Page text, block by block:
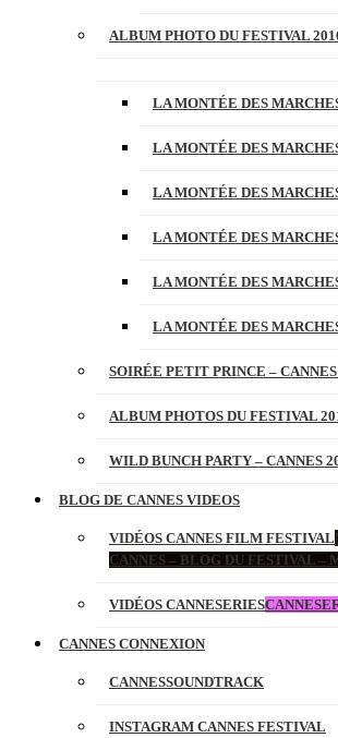
ALBUM PHOTO DU FESTIVAL
LA MONTÉE DES
LA MONTÉE DES
LA MONTÉE DES
LA MONTÉE DES
LA MONTÉE DES
LA MONTÉE DES
SOIRÉE PETIT PRINCE – CANNES
ALBUM PHOTOS DU FESTIVAL
WILD BUNCH PARTY – CANNES
BLOG DE CANNES VIDEOS
VIDÉOS CANNES FILM FESTIVAL
CANNES – BLOG DU FESTIVAL –
VIDÉOS CANNESERIES
CANNES CONNEXION
CANNESSOUNDTRACK
INSTAGRAM CANNES FESTIVAL